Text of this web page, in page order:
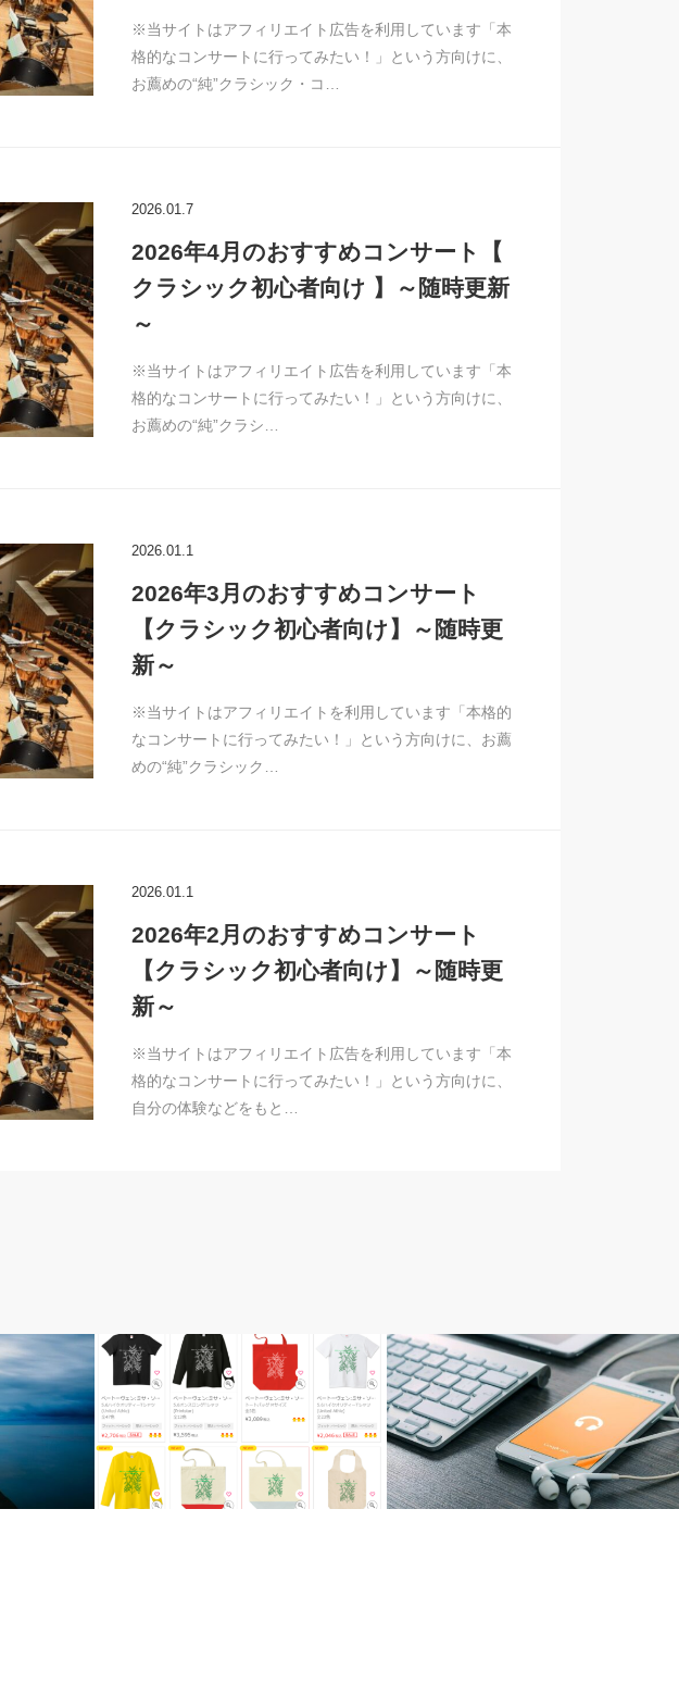
※当サイトはアフィリエイト広告を利用しています「本
格的なコンサートに行ってみたい！」という方向けに、
お薦めの“純”クラシック・コ…
2026.01.7
2026年4月のおすすめコンサート【
クラシック初心者向け 】～随時更新
～
※当サイトはアフィリエイト広告を利用しています「本
格的なコンサートに行ってみたい！」という方向けに、
お薦めの“純”クラシ…
2026.01.1
2026年3月のおすすめコンサート
【クラシック初心者向け】～随時更
新～
※当サイトはアフィリエイトを利用しています「本格的
なコンサートに行ってみたい！」という方向けに、お薦
めの“純”クラシック…
2026.01.1
2026年2月のおすすめコンサート
【クラシック初心者向け】～随時更
新～
※当サイトはアフィリエイト広告を利用しています「本
格的なコンサートに行ってみたい！」という方向けに、
自分の体験などをもと…